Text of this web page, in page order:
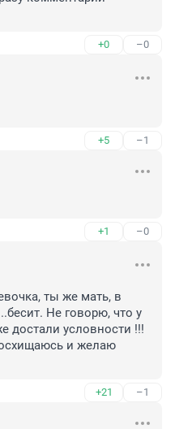
+0 –0
+5 –1
+1 –0
ты же мать, в
Не говорю, что у
достали условности !!!
и желаю
+21 –1